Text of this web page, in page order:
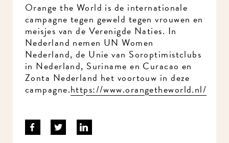
Orange the World is de internationale
campagne tegen geweld tegen vrouwen en
meisjes van de Verenigde Naties. In
Nederland nemen UN Women
Nederland, de Unie van Soroptimistclubs
in Nederland, Suriname en Curacao en
Zonta Nederland het voortouw in deze
campagne.https://www.orangetheworld.nl/